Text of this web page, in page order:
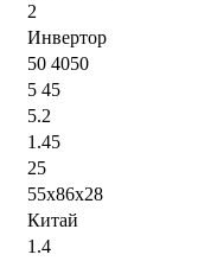
2
Инвертор
50 4050
5 45
5.2
1.45
25
55x86x28
Китай
1.4